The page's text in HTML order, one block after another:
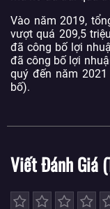
Vào năm 2019,
vượt quá 209,5
đã công bố lợi
đã công bố lợi
quý đến năm
bố).
Viết Đánh Giá